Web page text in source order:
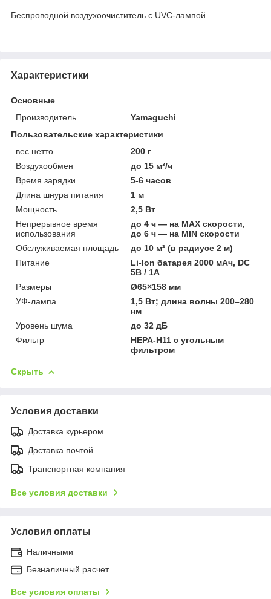
Беспроводной воздухоочиститель c UVC-лампой.
Характеристики
Основные
Производитель
Yamaguchi
Пользовательские характеристики
вес нетто
200 г
Воздухообмен
до 15 м³/ч
Время зарядки
5-6 часов
Длина шнура питания
1 м
Мощность
2,5 Вт
Непрерывное время
использования
до 4 ч — на MAX скорости,
до 6 ч — на MIN скорости
Обслуживаемая площадь
до 10 м² (в радиусе 2 м)
Питание
Li-Ion батарея 2000 мАч, DC
5В / 1А
Размеры
Ø65×158 мм
УФ-лампа
1,5 Вт; длина волны 200–280
нм
Уровень шума
до 32 дБ
Фильтр
HEPA-H11 с угольным
фильтром
Скрыть
Условия доставки
Доставка курьером
Доставка почтой
Транспортная компания
Все условия доставки
Условия оплаты
Наличными
Безналичный расчет
Все условия оплаты